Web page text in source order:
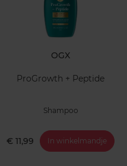
OGX
ProGrowth + Peptide
Shampoo
€ 11,99 In winkelmandje